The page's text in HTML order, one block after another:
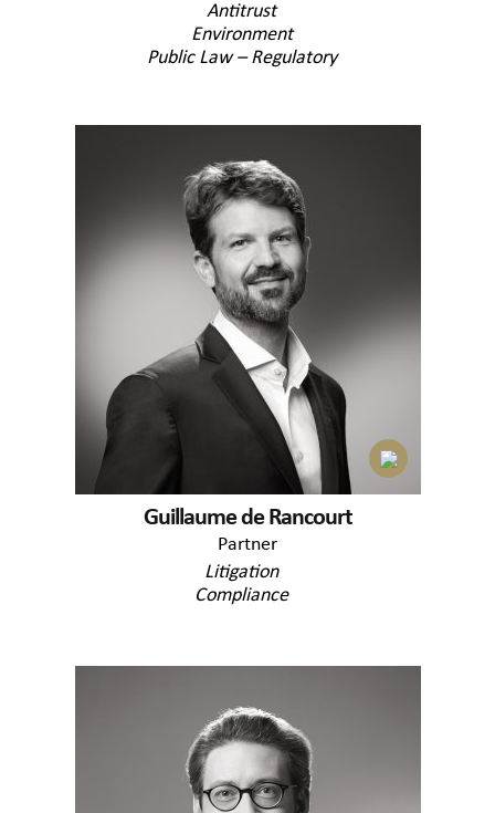
Antitrust
Environment
Public Law – Regulatory
Guillaume de Rancourt
Partner
Litigation
Compliance